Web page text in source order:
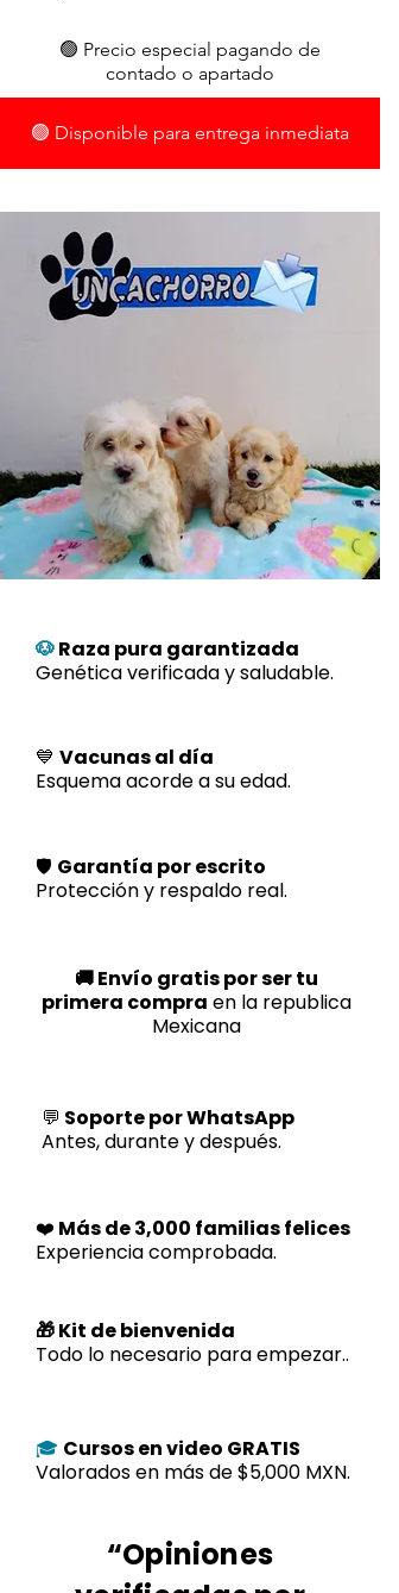
🟢 Precio especial pagando de
contado o apartado
🟢 Disponible para entrega inmediata
🐶Raza pura garantizada
Genética verificada y saludable.
💙 Vacunas al día
Esquema acorde a su edad.
🛡️ Garantía por escrito
Protección y respaldo real.
🚚 Envío gratis por ser tu
primera compra en la republica
Mexicana
💬 Soporte por WhatsApp
Antes, durante y después.
❤️ Más de 3,000 familias felices
Experiencia comprobada.
🎁 Kit de bienvenida
Todo lo necesario para empezar..
🎓 Cursos en video GRATIS
Valorados en más de $5,000 MXN.
“Opiniones